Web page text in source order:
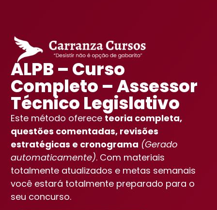
ALPB – Curso
Completo – Assessor
Técnico Legislativo
Este método oferece teoria completa,
questões comentadas, revisões
estratégicas e cronograma (Gerado
automaticamente). Com materiais
totalmente atualizados e metas semanais
você estará totalmente preparado para o
seu concurso.